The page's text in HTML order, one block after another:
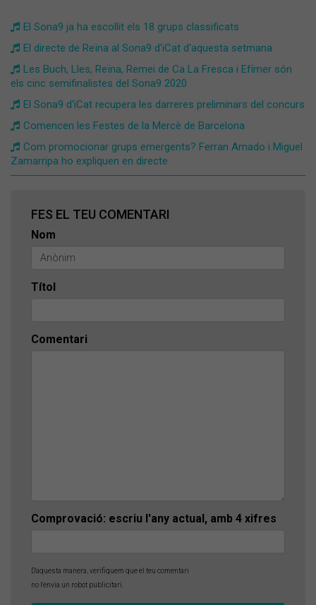
El Sona9 ja ha escollit els 18 grups classificats
El directe de Reïna al Sona9 d'iCat d'aquesta setmana
Les Buch, Lles, Reïna, Remei de Ca La Fresca i Efímer són
els cinc semifinalistes del Sona9 2020
El Sona9 d'iCat recupera les darreres preliminars del concurs
Comencen les Festes de la Mercè de Barcelona
Com promocionar grups emergents? Ferran Amado i Miguel
Zamarripa ho expliquen en directe
FES EL TEU COMENTARI
Nom
Títol
Comentari
Comprovació: escriu l'any actual, amb 4 xifres
D'aquesta manera, verifiquem que el teu comentari
no l'envia un robot publicitari.